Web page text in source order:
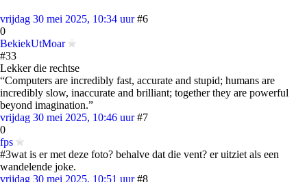
vrijdag 30 mei 2025, 10:34 uur #6
0
BekiekUtMoar
#33
Lekker die rechtse
“Computers are incredibly fast, accurate and stupid; humans are
incredibly slow, inaccurate and brilliant; together they are powerful
beyond imagination.”
vrijdag 30 mei 2025, 10:46 uur #7
0
fps
#3wat is er met deze foto? behalve dat die vent? er uitziet als een
wandelende joke.
vrijdag 30 mei 2025, 10:51 uur #8